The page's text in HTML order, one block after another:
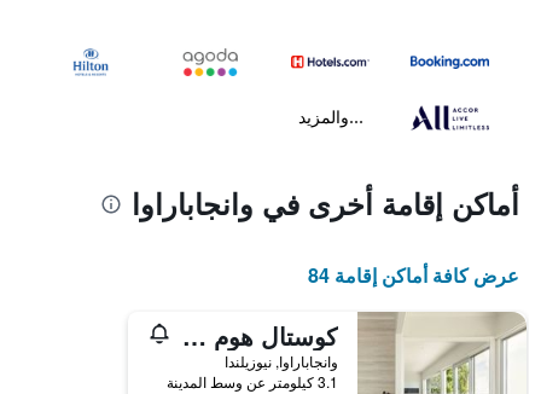
...والمزيد
أماكن إقامة أخرى في وانجاباراوا
عرض كافة أماكن إقامة 84
كوستال هوم ويذ أدماير لفلي سي فيو
وانجاباراوا, نيوزيلندا
3.1 كيلومتر عن وسط المدينة